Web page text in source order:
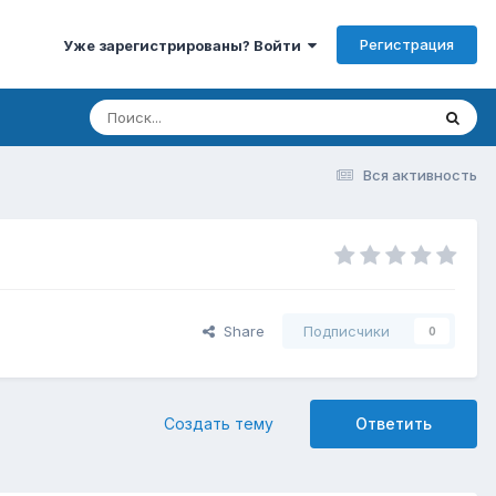
Уже зарегистрированы? Войти Регистрация
Вся активность
Share Подписчики 0
Ответить
Создать тему